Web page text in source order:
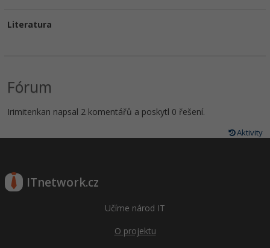
Literatura
Fórum
Irimitenkan napsal 2 komentářů a poskytl 0 řešení.
Aktivity
ITnetwork.cz
Učíme národ IT
O projektu